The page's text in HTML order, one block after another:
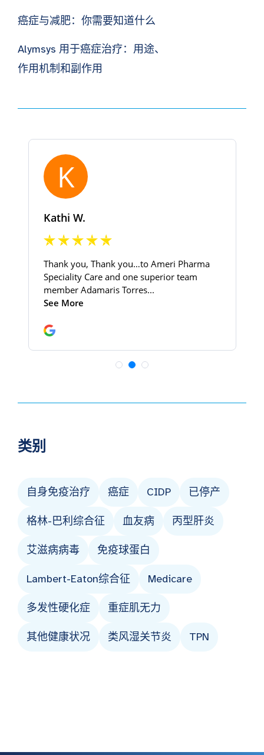
癌症与减肥：你需要知道什么
Alymsys 用于癌症治疗：用途、
作用机制和副作用
类别
自身免疫治疗 癌症 CIDP 已停产
格林-巴利综合征 血友病 丙型肝炎
艾滋病病毒 免疫球蛋白
Lambert-Eaton综合征 Medicare
多发性硬化症 重症肌无力
其他健康状况 类风湿关节炎 TPN